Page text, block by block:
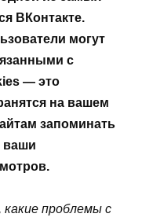
ВКонтакте.
могут
с
— это
на вашем
запоминать
ваши
проблемы с